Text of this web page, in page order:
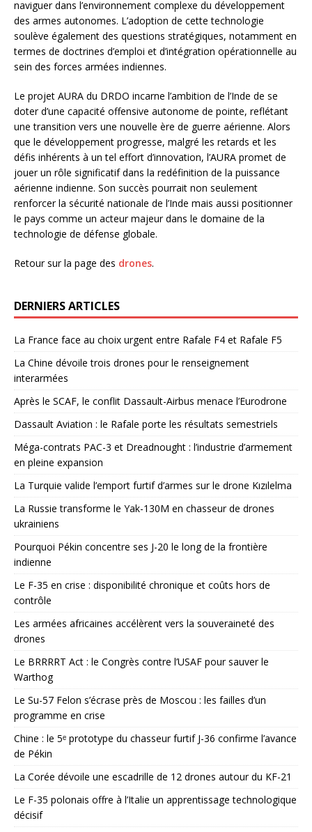
naviguer dans l’environnement complexe du développement
des armes autonomes. L’adoption de cette technologie
soulève également des questions stratégiques, notamment en
termes de doctrines d’emploi et d’intégration opérationnelle au
sein des forces armées indiennes.
Le projet AURA du DRDO incarne l’ambition de l’Inde de se
doter d’une capacité offensive autonome de pointe, reflétant
une transition vers une nouvelle ère de guerre aérienne. Alors
que le développement progresse, malgré les retards et les
défis inhérents à un tel effort d’innovation, l’AURA promet de
jouer un rôle significatif dans la redéfinition de la puissance
aérienne indienne. Son succès pourrait non seulement
renforcer la sécurité nationale de l’Inde mais aussi positionner
le pays comme un acteur majeur dans le domaine de la
technologie de défense globale.
Retour sur la page des drones.
DERNIERS ARTICLES
La France face au choix urgent entre Rafale F4 et Rafale F5
La Chine dévoile trois drones pour le renseignement
interarmées
Après le SCAF, le conflit Dassault-Airbus menace l’Eurodrone
Dassault Aviation : le Rafale porte les résultats semestriels
Méga-contrats PAC-3 et Dreadnought : l’industrie d’armement
en pleine expansion
La Turquie valide l’emport furtif d’armes sur le drone Kızılelma
La Russie transforme le Yak-130M en chasseur de drones
ukrainiens
Pourquoi Pékin concentre ses J-20 le long de la frontière
indienne
Le F-35 en crise : disponibilité chronique et coûts hors de
contrôle
Les armées africaines accélèrent vers la souveraineté des
drones
Le BRRRRT Act : le Congrès contre l’USAF pour sauver le
Warthog
Le Su-57 Felon s’écrase près de Moscou : les failles d’un
programme en crise
Chine : le 5ᵉ prototype du chasseur furtif J-36 confirme l’avance
de Pékin
La Corée dévoile une escadrille de 12 drones autour du KF-21
Le F-35 polonais offre à l’Italie un apprentissage technologique
décisif